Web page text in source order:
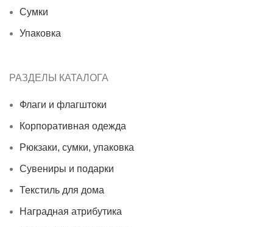
Сумки
Упаковка
РАЗДЕЛЫ КАТАЛОГА
Флаги и флагштоки
Корпоративная одежда
Рюкзаки, сумки, упаковка
Сувениры и подарки
Текстиль для дома
Наградная атрибутика